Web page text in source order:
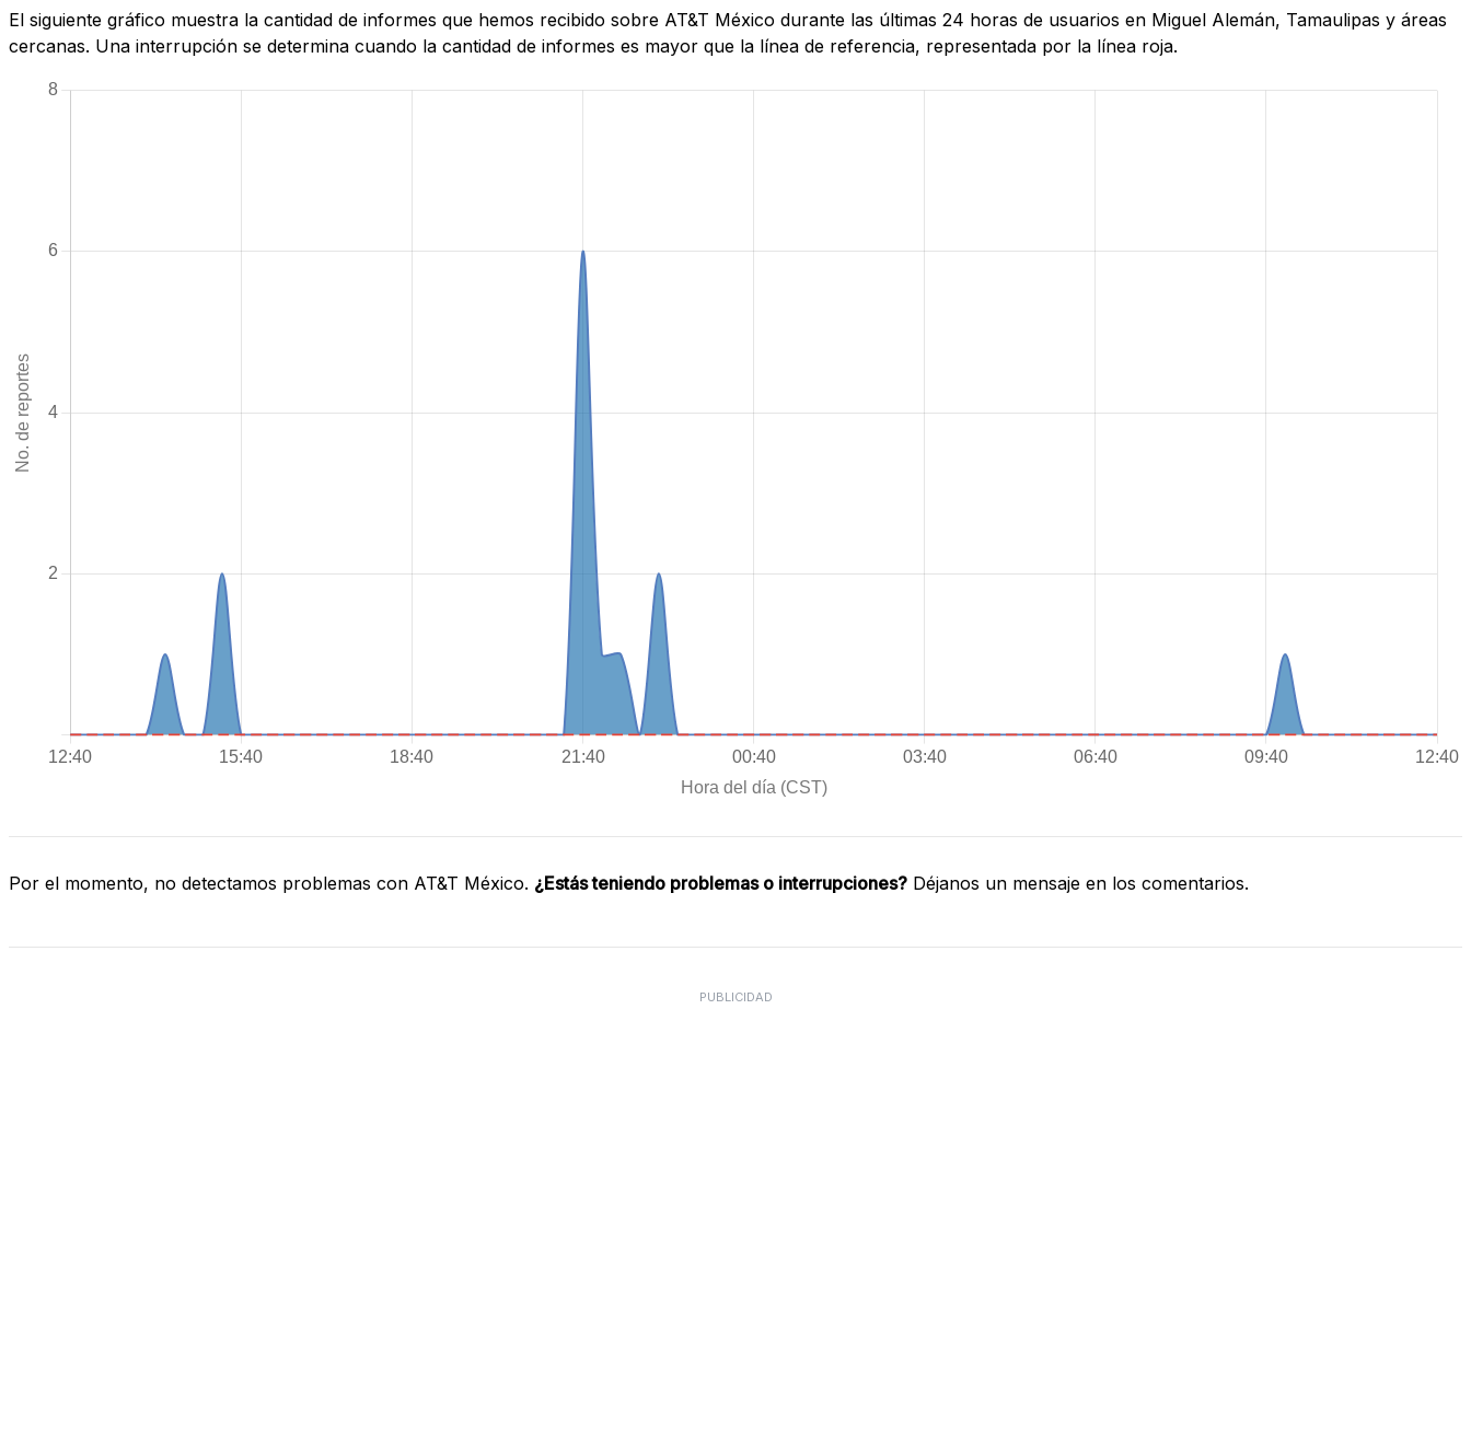
El siguiente gráfico muestra la cantidad de informes que hemos recibido sobre AT&T México durante las últimas 24 horas de usuarios en Miguel Alemán, Tamaulipas y áreas
cercanas. Una interrupción se determina cuando la cantidad de informes es mayor que la línea de referencia, representada por la línea roja.
Por el momento, no detectamos problemas con AT&T México. ¿Estás teniendo problemas o interrupciones? Déjanos un mensaje en los comentarios.
PUBLICIDAD